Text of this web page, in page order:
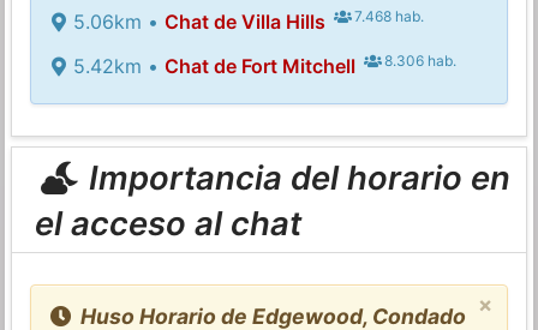
5.06km • Chat de Villa Hills 7.468 hab.
5.42km • Chat de Fort Mitchell 8.306 hab.
Importancia del horario en
el acceso al chat
×
Huso Horario de Edgewood, Condado